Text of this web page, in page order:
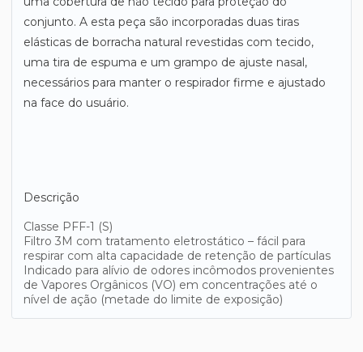
conjunto. A esta peça são incorporadas duas tiras
elásticas de borracha natural revestidas com tecido,
uma tira de espuma e um grampo de ajuste nasal,
necessários para manter o respirador firme e ajustado
na face do usuário.
Descrição
Classe PFF-1 (S)
Filtro 3M com tratamento eletrostático – fácil para
respirar com alta capacidade de retenção de partículas
Indicado para alívio de odores incômodos provenientes
de Vapores Orgânicos (VO) em concentrações até o
nível de ação (metade do limite de exposição)